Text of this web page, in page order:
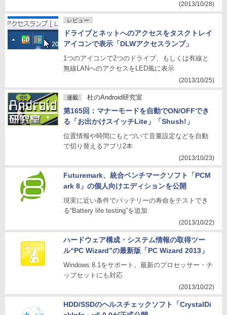
(2013/10/28)
レビュー
ドライブとネットへのアクセスをタスクトレイ
アイコンで表示「DLWアクセスランプ」
1つのアイコンで2つのドライブ、もしくは有線と
無線LANへのアクセスをLED風に表示
(2013/10/25)
連載 杜のAndroid研究室
第165回：マナーモードを自動でON/OFFでき
る「お出かけスイッチLite」「Shush!」
位置情報や時間にもとづいて音量設定などを自動
で切り替えるアプリ2本
(2013/10/23)
Futuremark、統合ベンチマークソフト「PCM
ark 8」の個人向けエディションを公開
現実に近い条件でバッテリーの寿命をテストでき
る“Battery life testing”を追加
(2013/10/22)
ハードウェア構成・システム情報の取得ツー
ル“PC Wizard”の最新版「PC Wizard 2013」
Windows 8.1をサポート。最新のプロセッサー・チ
ップセットにも対応
(2013/10/22)
HDD/SSDのヘルスチェックソフト「CrystalDi